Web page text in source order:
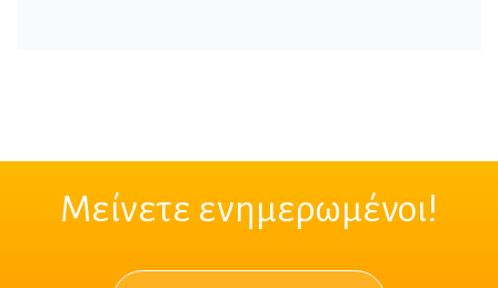
Μείνετε ενημερωμένοι!